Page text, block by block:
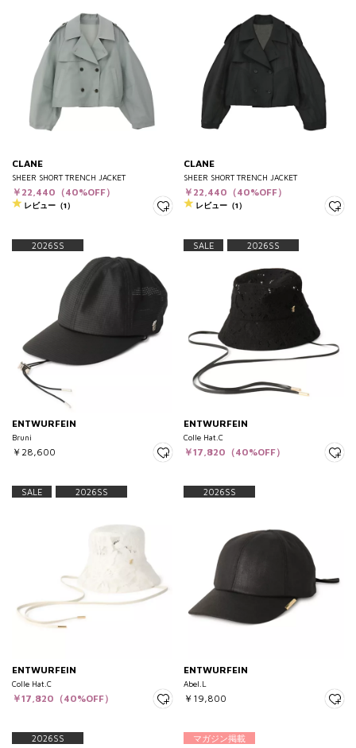
CLANE
SHEER SHORT TRENCH JACKET
￥22,440（40%OFF）
レビュー（1）
CLANE
SHEER SHORT TRENCH JACKET
￥22,440（40%OFF）
レビュー（1）
2026SS
ENTWURFEIN
Bruni
￥28,600
SALE 2026SS
ENTWURFEIN
Colle Hat.C
￥17,820（40%OFF）
SALE 2026SS
ENTWURFEIN
Colle Hat.C
￥17,820（40%OFF）
2026SS
ENTWURFEIN
Abel.L
￥19,800
2026SS マガジン掲載